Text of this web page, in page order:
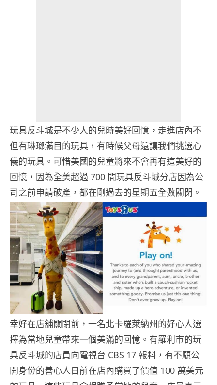
玩具反斗城是不少人的兒時美好回憶，走進店內不
但有琳瑯滿目的玩具，有時候父母還讓我們挑選心
儀的玩具。可惜美國的兒童將來不會再有這美好的
回憶，因為全美超過 700 間玩具反斗城分店因為公
司之前申請破產，都在剛過去的星期五全數關閉。
幸好在店舖關閉前，一名北卡羅萊納州的好心人選
擇為當地兒童帶來一個美滿的回憶。有羅利市的玩
具反斗城的店員向電視台 CBS 17 報料，有不願公
開身份的善心人日前在店內購買了價值 100 萬美元